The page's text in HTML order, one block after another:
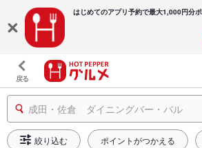
はじめてのアプリ予約で最大1,000円分
戻る
成田・佐倉 ダイニングバー・バル
絞り込む ポイントがつかえる